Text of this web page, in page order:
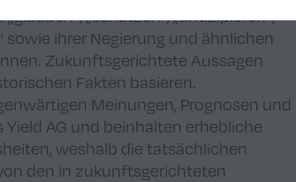
„schätzen“, „antizipieren“,
sowie ihrer Negierung und ähnlichen
Zukunftsgerichtete Aussagen
Fakten basieren.
Meinungen, Prognosen und
AG und beinhalten erhebliche
weshalb die tatsächlichen
den in zukunftsgerichteten